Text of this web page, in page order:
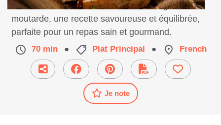
Découvrez ce délicieux rôti de dinde léger à la
moutarde, une recette savoureuse et équilibrée,
parfaite pour un repas sain et gourmand.
70 min ● Plat Principal ● French
Je note